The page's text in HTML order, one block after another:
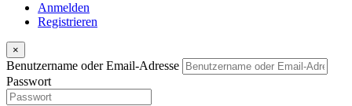
Anmelden
Registrieren
×
Benutzername oder Email-Adresse
Passwort